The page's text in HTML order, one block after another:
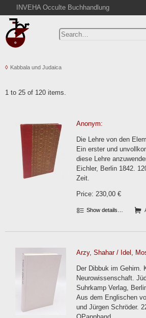
INVEHA Occulte Buchhandlung
Home
Advanced Search
Cart
Contact
Terms
Withdrawal
Privacy Policy
Kabbala und Judaica
1 to 25 of 120 items.
Anonym:
Die Lehre von den
Ein erster und
diese Lehre
Eichler, Berlin 1842.
Zeit.
Price: 230,00 €
Show details…
Arzy, Shahar / Idel,
Der Dibbuk im Gehirn.
Neurowissenschaft.
Suhrkamp Verlag,
Aus dem Englischen
und Jürgen Schröder.